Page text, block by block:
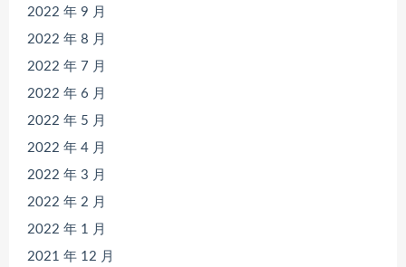
2022 年 9 月
2022 年 8 月
2022 年 7 月
2022 年 6 月
2022 年 5 月
2022 年 4 月
2022 年 3 月
2022 年 2 月
2022 年 1 月
2021 年 12 月